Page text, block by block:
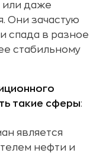
или даже
Они зачастую
спада в разное
стабильному
такие сферы:
является
нефти и